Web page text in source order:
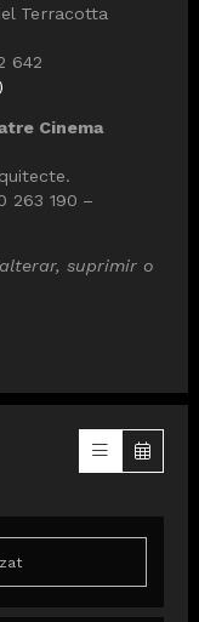
Terracotta
642
Cinema
263 190 –
suprimir o